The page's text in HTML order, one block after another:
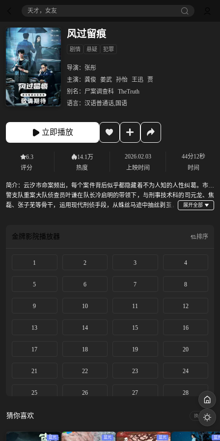
天才，女友
风过留痕
剧情 悬疑 犯罪
导演： 张彤
主演： 龚俊 姜武 孙怡 王迅
贾
别名： 尸案调查科 TheTruth
语言： 汉语普通话,国语
立即播放
6.3
评分
14.1万
热度
2026.02.03
上映时间
44分12秒
时间
简介：云汐市命案频出，每个案件背后似乎都隐藏着不为人知的人性纠葛。市刑
警支队重案大队侦查员叶谦在队长冷启明的带领下，与刑事技术科的司元龙、焦
磊、张子芜等骨干，运用现代刑侦手段，从蛛丝马迹中抽丝剥茧，
金牌影院播放器 排序
1 2 3 4
5 6 7 8
9 10 11 12
13 14 15 16
17 18 19 20
21 22 23 24
25 26 27 28
29
猜你喜欢 换一换
蓝光 蓝光 蓝光 蓝